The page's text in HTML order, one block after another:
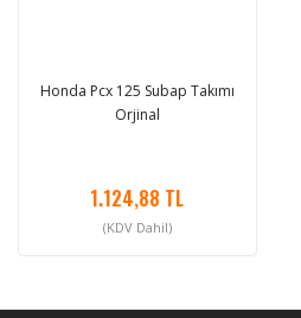
Honda Pcx 125 Subap Takımı
Orjinal
1.124,88 TL
(KDV Dahil)